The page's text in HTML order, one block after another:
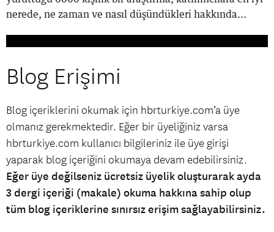
nerede, ne zaman ve nasıl düşündükleri hakkında...
Blog Erişimi
Blog içeriklerini okumak için hbrturkiye.com’a üye
olmanız gerekmektedir. Eğer bir üyeliğiniz varsa
hbrturkiye.com kullanıcı bilgileriniz ile üye girişi
yaparak blog içeriğini okumaya devam edebilirsiniz.
Eğer üye değilseniz ücretsiz üyelik oluşturarak ayda
3 dergi içeriği (makale) okuma hakkına sahip olup
tüm blog içeriklerine sınırsız erişim sağlayabilirsiniz.